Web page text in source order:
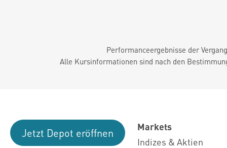
Performanceergebnisse der
Alle Kursinformationen sind nach den
Jetzt Depot eröffnen
Markets
Indizes & Aktien